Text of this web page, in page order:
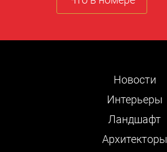
Новости
Интерьеры
Ландшафт
Архитекторы